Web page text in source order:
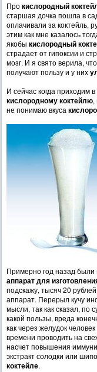
Прокислородный
старшая дочка пошла в
оплачивали за коктейль,
этим как мне казалось
якобы кислородный
страдает от гипоксии и
мозг. И я свято верила,
получают пользу и у них
И сейчас когда приходим
кислородному коктейлю,
не понимаю вкуса
Примерно год назад были
аппарат для
подскажу, тысяч 20
аппарат. Перерыл кучу
мысли, так как сказал, по
какой пользы, вреда
как через желудок
времени проводить на
насчет повышения
экстракт солодки или
коктейле.